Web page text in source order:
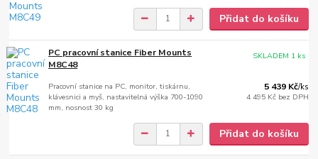
Přidat do košíku
PC pracovní stanice Fiber Mounts
M8C48
Pracovní stanice na PC, monitor, tiskárnu,
klávesnici a myš, nastavitelná výška 700-1090
mm, nosnost 30 kg
5 439 Kč/ks
4 495 Kč bez DPH
SKLADEM 1 ks
Přidat do košíku